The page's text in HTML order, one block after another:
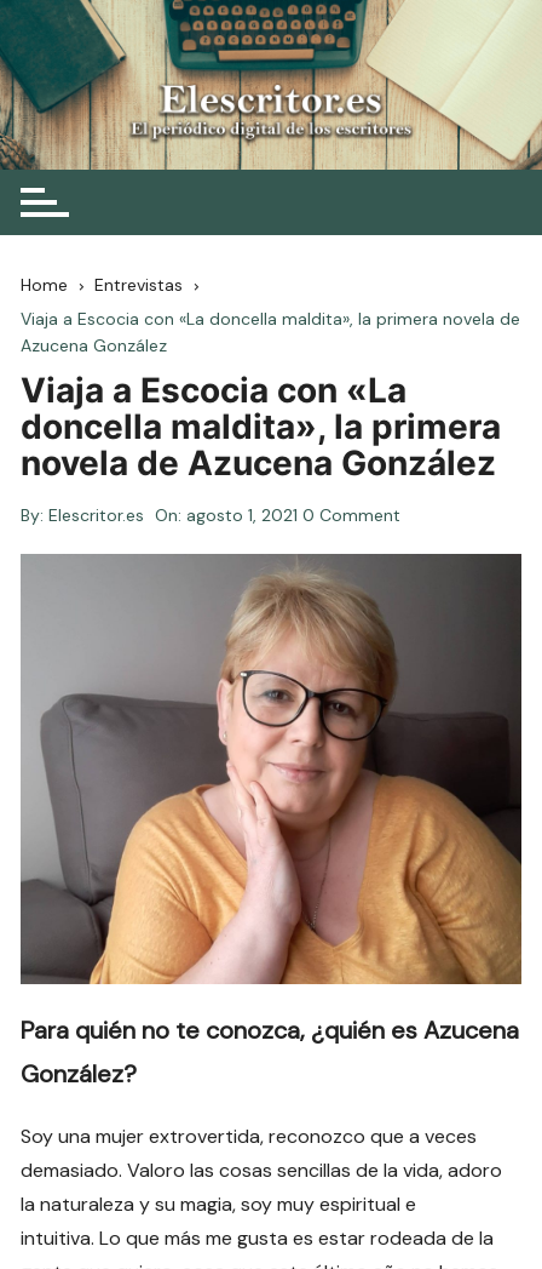
Skip
to
content
Elescritor.es
El periódico digital de los escritores
Home
Entrevistas
Viaja a Escocia con «La doncella maldita», la primera novela de
Azucena González
Viaja a Escocia con «La
doncella maldita», la primera
novela de Azucena González
By: Elescritor.es On: agosto 1, 2021 0 Comment
Para quién no te conozca, ¿quién es Azucena
González?
Soy una mujer extrovertida, reconozco que a veces
demasiado. Valoro las cosas sencillas de la vida, adoro
la naturaleza y su magia, soy muy espiritual e
intuitiva. Lo que más me gusta es estar rodeada de la